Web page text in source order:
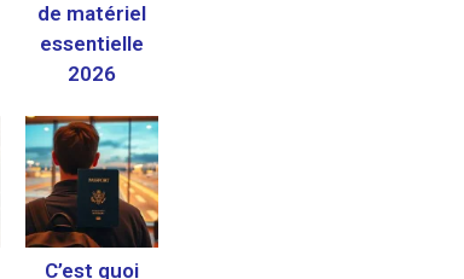
de matériel
essentielle
2026
C’est quoi